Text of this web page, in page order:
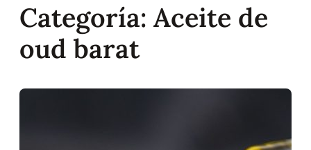
Categoría: Aceite de
oud barat